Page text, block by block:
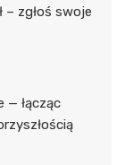
– zgłoś swoje
— łącząc